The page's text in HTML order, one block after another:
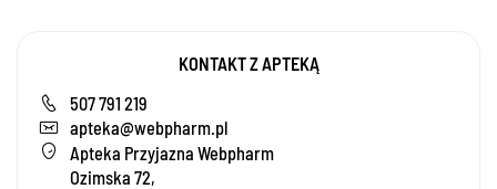
KONTAKT Z APTEKĄ
507 791 219
apteka@webpharm.pl
Apteka Przyjazna Webpharm
Ozimska 72,